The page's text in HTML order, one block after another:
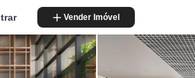
Vender Imóvel